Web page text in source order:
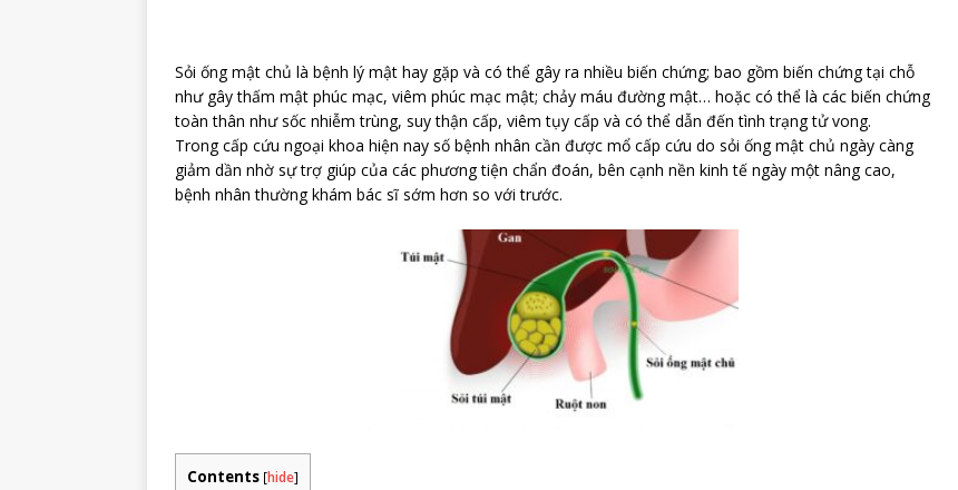
Sỏi ống mật chủ là bệnh lý mật hay gặp và có thể gây ra nhiều biến chứng; bao gồm biến chứng tại chỗ
như gây thấm mật phúc mạc, viêm phúc mạc mật; chảy máu đường mật… hoặc có thể là các biến chứng
toàn thân như sốc nhiễm trùng, suy thận cấp, viêm tụy cấp và có thể dẫn đến tình trạng tử vong.
Trong cấp cứu ngoại khoa hiện nay số bệnh nhân cần được mổ cấp cứu do sỏi ống mật chủ ngày càng
giảm dần nhờ sự trợ giúp của các phương tiện chẩn đoán, bên cạnh nền kinh tế ngày một nâng cao,
bệnh nhân thường khám bác sĩ sớm hơn so với trước.
Contents [hide]